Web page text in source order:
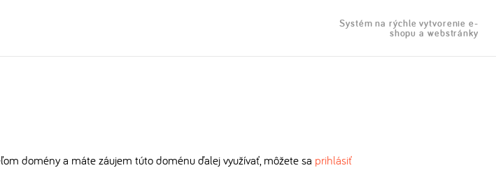
Systém na rýchle vytvorenie e-
shopu a webstránky
domény a máte záujem túto doménu ďalej využívať, môžete sa prihlásiť